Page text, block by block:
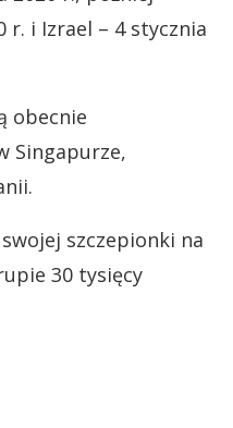
r. i Izrael – 4 stycznia
obecnie
Singapurze,
szczepionki na
30 tysięcy